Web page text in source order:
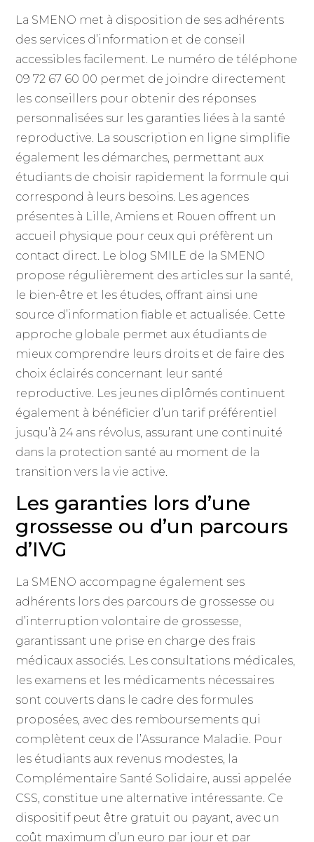
La SMENO met à disposition de ses adhérents
des services d’information et de conseil
accessibles facilement. Le numéro de téléphone
09 72 67 60 00 permet de joindre directement
les conseillers pour obtenir des réponses
personnalisées sur les garanties liées à la santé
reproductive. La souscription en ligne simplifie
également les démarches, permettant aux
étudiants de choisir rapidement la formule qui
correspond à leurs besoins. Les agences
présentes à Lille, Amiens et Rouen offrent un
accueil physique pour ceux qui préfèrent un
contact direct. Le blog SMILE de la SMENO
propose régulièrement des articles sur la santé,
le bien-être et les études, offrant ainsi une
source d’information fiable et actualisée. Cette
approche globale permet aux étudiants de
mieux comprendre leurs droits et de faire des
choix éclairés concernant leur santé
reproductive. Les jeunes diplômés continuent
également à bénéficier d’un tarif préférentiel
jusqu’à 24 ans révolus, assurant une continuité
dans la protection santé au moment de la
transition vers la vie active.
Les garanties lors d’une
grossesse ou d’un parcours
d’IVG
La SMENO accompagne également ses
adhérents lors des parcours de grossesse ou
d’interruption volontaire de grossesse,
garantissant une prise en charge des frais
médicaux associés. Les consultations médicales,
les examens et les médicaments nécessaires
sont couverts dans le cadre des formules
proposées, avec des remboursements qui
complètent ceux de l’Assurance Maladie. Pour
les étudiants aux revenus modestes, la
Complémentaire Santé Solidaire, aussi appelée
CSS, constitue une alternative intéressante. Ce
dispositif peut être gratuit ou payant, avec un
coût maximum d’un euro par jour et par